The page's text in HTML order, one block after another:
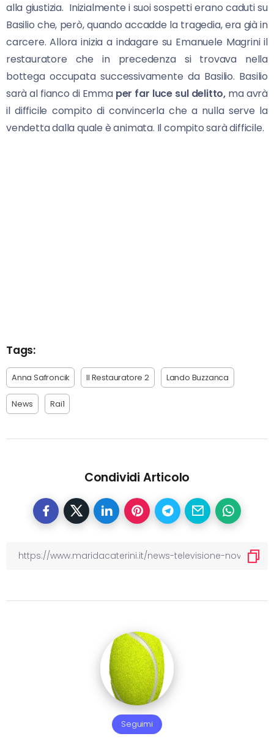
alla giustizia. Inizialmente i suoi sospetti erano caduti su
Basilio che, però, quando accadde la tragedia, era già in
carcere. Allora inizia a indagare su Emanuele Magrini il
restauratore che in precedenza si trovava nella
bottega occupata successivamente da Basilio. Basilio
sarà al fianco di Emma per far luce sul delitto, ma avrà
il difficile compito di convincerla che a nulla serve la
vendetta dalla quale è animata. Il compito sarà difficile.
Tags:
Anna Safroncik Il Restauratore 2 Lando Buzzanca
News Rai1
Condividi Articolo
Seguimi